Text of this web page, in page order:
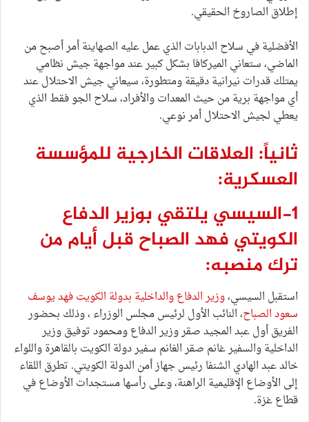
إطلاق الصاروخ الحقيقي.
الأفضلية في سلاح الدبابات الذي عمل عليه الصهاينة أمر أصبح من
الماضي، ستعاني الميركافا بشكل كبير عند مواجهة جيش نظامي
يمتلك قدرات نيرانية دقيقة ومتطورة، سيعاني جيش الاحتلال عند
أي مواجهة برية من حيث المعدات والأفراد، سلاح الجو فقط الذي
يعطي لجيش الاحتلال أمر نوعي.
ثانياً: العلاقات الخارجية للمؤسسة
العسكرية:
1-السيسي يلتقي بوزير الدفاع
الكويتي فهد الصباح قبل أيام من
ترك منصبه:
استقبل السيسي،وزير الدفاع والداخلية بدولة الكويت فهد يوسف
سعود الصباح، النائب الأول لرئيس مجلس الوزراء ، وذلك بحضور
الفريق أول عبد المجيد صقر وزير الدفاع ومحمود توفيق وزير
الداخلية والسفير غانم صقر الغانم سفير دولة الكويت بالقاهرة واللواء
خالد عبد الهادي الشنفا رئيس جهاز أمن الدولة الكويتي. تطرق اللقاء
إلى الأوضاع الإقليمية الراهنة، وعلى رأسها مستجدات الأوضاع في
قطاع غزة.